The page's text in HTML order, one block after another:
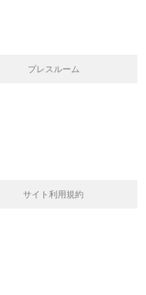
プレスルーム
サイト利用規約